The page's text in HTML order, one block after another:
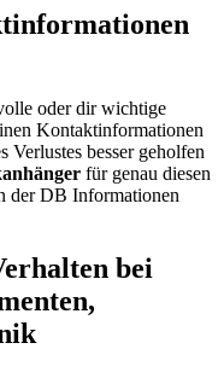
oder dir wichtige
Kontaktinformationen
Verlustes besser geholfen
für genau diesen
der DB Informationen
bei